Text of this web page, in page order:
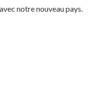
notre nouveau pays.